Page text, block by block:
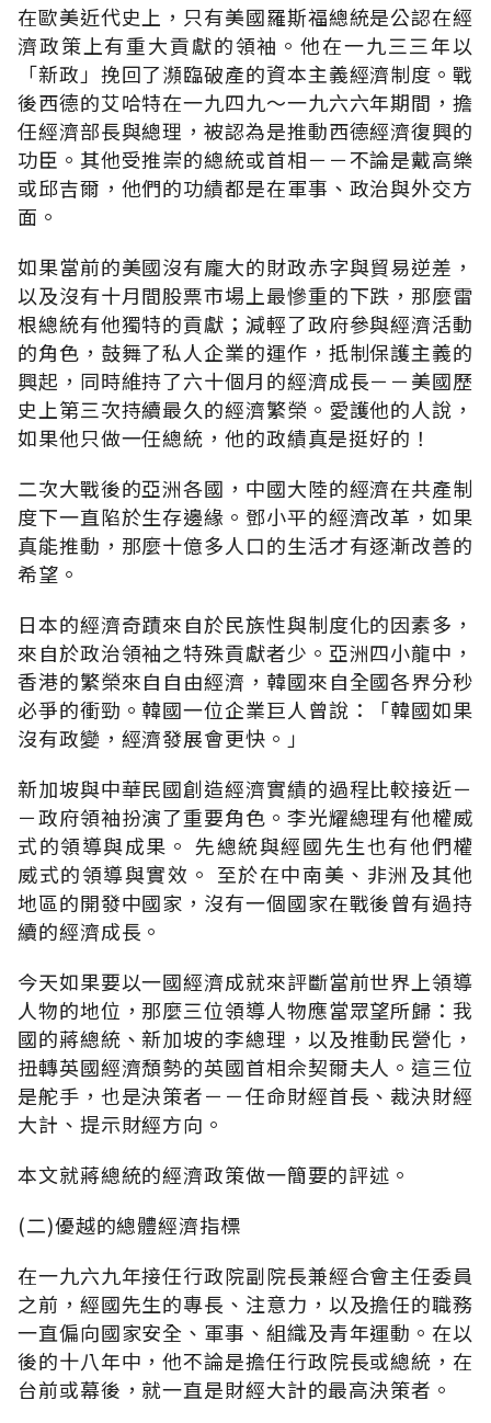
在歐美近代史上，只有美國羅斯福總統是公認在經
濟政策上有重大貢獻的領袖。他在一九三三年以
「新政」挽回了瀕臨破產的資本主義經濟制度。戰
後西德的艾哈特在一九四九～一九六六年期間，擔
任經濟部長與總理，被認為是推動西德經濟復興的
功臣。其他受推崇的總統或首相－－不論是戴高樂
或邱吉爾，他們的功績都是在軍事、政治與外交方
面。
如果當前的美國沒有龐大的財政赤字與貿易逆差，
以及沒有十月間股票市場上最慘重的下跌，那麼雷
根總統有他獨特的貢獻；減輕了政府參與經濟活動
的角色，鼓舞了私人企業的運作，抵制保護主義的
興起，同時維持了六十個月的經濟成長－－美國歷
史上第三次持續最久的經濟繁榮。愛護他的人說，
如果他只做一任總統，他的政績真是挺好的！
二次大戰後的亞洲各國，中國大陸的經濟在共產制
度下一直陷於生存邊緣。鄧小平的經濟改革，如果
真能推動，那麼十億多人口的生活才有逐漸改善的
希望。
日本的經濟奇蹟來自於民族性與制度化的因素多，
來自於政治領袖之特殊貢獻者少。亞洲四小龍中，
香港的繁榮來自自由經濟，韓國來自全國各界分秒
必爭的衝勁。韓國一位企業巨人曾說：「韓國如果
沒有政變，經濟發展會更快。」
新加坡與中華民國創造經濟實績的過程比較接近－
－政府領袖扮演了重要角色。李光耀總理有他權威
式的領導與成果。 先總統與經國先生也有他們權
威式的領導與實效。 至於在中南美、非洲及其他
地區的開發中國家，沒有一個國家在戰後曾有過持
續的經濟成長。
今天如果要以一國經濟成就來評斷當前世界上領導
人物的地位，那麼三位領導人物應當眾望所歸：我
國的蔣總統、新加坡的李總理，以及推動民營化，
扭轉英國經濟頹勢的英國首相佘契爾夫人。這三位
是舵手，也是決策者－－任命財經首長、裁決財經
大計、提示財經方向。
本文就蔣總統的經濟政策做一簡要的評述。
(二)優越的總體經濟指標
在一九六九年接任行政院副院長兼經合會主任委員
之前，經國先生的專長、注意力，以及擔任的職務
一直偏向國家安全、軍事、組織及青年運動。在以
後的十八年中，他不論是擔任行政院長或總統，在
台前或幕後，就一直是財經大計的最高決策者。